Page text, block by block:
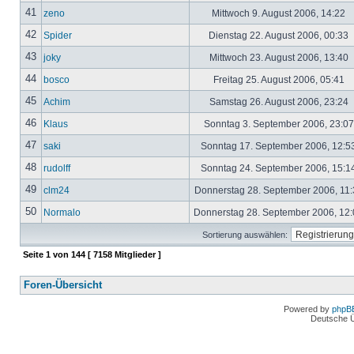
41 zeno Mittwoch 9. August 2006, 14:22
42 Spider Dienstag 22. August 2006, 00:33
43 joky Mittwoch 23. August 2006, 13:40
44 bosco Freitag 25. August 2006, 05:41
45 Achim Samstag 26. August 2006, 23:24
46 Klaus Sonntag 3. September 2006,
47 saki Sonntag 17. September 2006,
48 rudolff Sonntag 24. September 2006,
49 clm24 Donnerstag 28. September 2006,
50 Normalo Donnerstag 28. September 2006,
Sortierung auswählen:
Seite 1 von 144 [ 7158 Mitglieder ]
Foren-Übersicht
Powered by
Deutsche